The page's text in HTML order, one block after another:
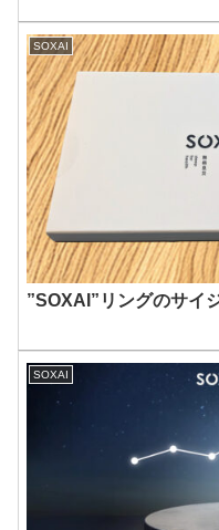
SOXAI
”SOXAI”リングのサイ
SOXAI